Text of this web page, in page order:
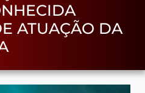
ATUAÇÃO DA